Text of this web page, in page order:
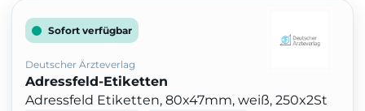
Sofort verfügbar
Deutscher Ärzteverlag
Adressfeld-Etiketten
Adressfeld Etiketten, 80x47mm, weiß, 250x2St